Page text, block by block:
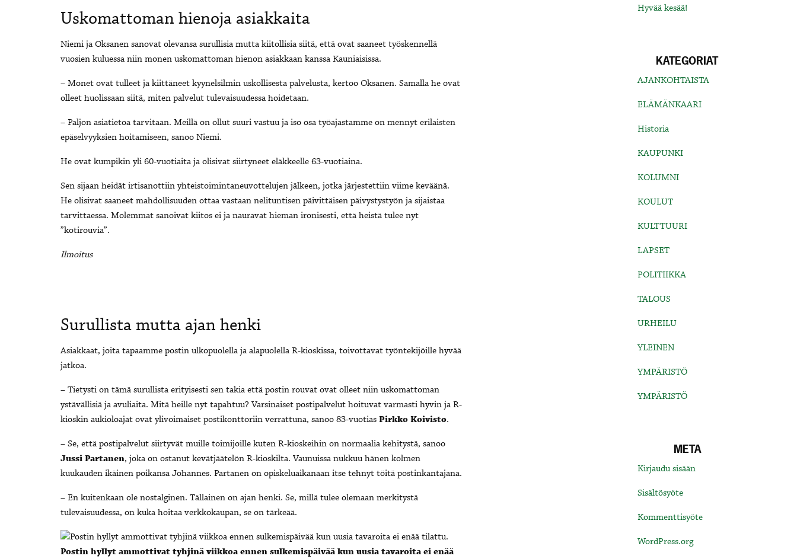
Uskomattoman hienoja asiakkaita
Niemi ja Oksanen sanovat olevansa surullisia mutta kiitollisia siitä, että ovat saaneet työskennellä
vuosien kuluessa niin monen uskomattoman hienon asiakkaan kanssa Kauniaisissa.
– Monet ovat tulleet ja kiittäneet kyynelsilmin uskollisesta palvelusta, kertoo Oksanen. Samalla he ovat
olleet huolissaan siitä, miten palvelut tulevaisuudessa hoidetaan.
– Paljon asiatietoa tarvitaan. Meillä on ollut suuri vastuu ja iso osa työajastamme on mennyt erilaisten
epäselvyyksien hoitamiseen, sanoo Niemi.
He ovat kumpikin yli 60-vuotiaita ja olisivat siirtyneet eläkkeelle 63-vuotiaina.
Sen sijaan heidät irtisanottiin yhteistoimintaneuvottelujen jälkeen, jotka järjestettiin viime keväänä.
He olisivat saaneet mahdollisuuden ottaa vastaan nelituntisen päivittäisen päivystystyön ja sijaistaa
tarvittaessa. Molemmat sanoivat kiitos ei ja nauravat hieman ironisesti, että heistä tulee nyt
”kotirouvia”.
Ilmoitus
Surullista mutta ajan henki
Asiakkaat, joita tapaamme postin ulkopuolella ja alapuolella R-kioskissa, toivottavat työntekijöille hyvää
jatkoa.
– Tietysti on tämä surullista erityisesti sen takia että postin rouvat ovat olleet niin uskomattoman
ystävällisiä ja avuliaita. Mitä heille nyt tapahtuu? Varsinaiset postipalvelut hoituvat varmasti hyvin ja R-
kioskin aukioloajat ovat ylivoimaiset postikonttoriin verrattuna, sanoo 83-vuotias Pirkko Koivisto.
– Se, että postipalvelut siirtyvät muille toimijoille kuten R-kioskeihin on normaalia kehitystä, sanoo
Jussi Partanen, joka on ostanut kevätjäätelön R-kioskilta. Vaunuissa nukkuu hänen kolmen
kuukauden ikäinen poikansa Johannes. Partanen on opiskeluaikanaan itse tehnyt töitä postinkantajana.
– En kuitenkaan ole nostalginen. Tällainen on ajan henki. Se, millä tulee olemaan merkitystä
tulevaisuudessa, on kuka hoitaa verkkokaupan, se on tärkeää.
Postin hyllyt ammottivat tyhjinä viikkoa ennen sulkemispäivää kun uusia tavaroita ei enää
Hyvää kesää!
KATEGORIAT
AJANKOHTAISTA
ELÄMÄNKAARI
Historia
KAUPUNKI
KOLUMNI
KOULUT
KULTTUURI
LAPSET
POLITIIKKA
TALOUS
URHEILU
YLEINEN
YMPÄRISTÖ
YMPÄRISTÖ
META
Kirjaudu sisään
Sisältösyöte
Kommenttisyöte
WordPress.org